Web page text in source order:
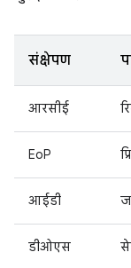
संक्षेपण
आरसीई
EoP
आईडी
डीओएस